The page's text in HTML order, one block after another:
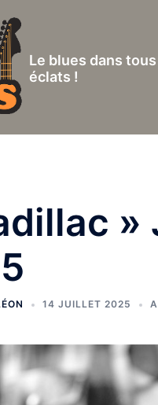
Le blues dans
éclats !
»
14 JUILLET 2025